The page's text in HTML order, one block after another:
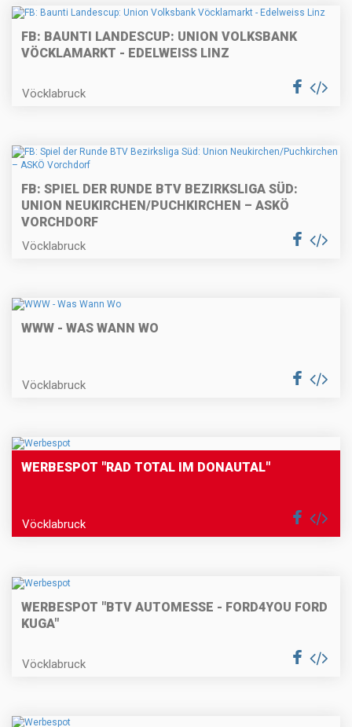
FB: BAUNTI LANDESCUP: UNION VOLKSBANK
VÖCKLAMARKT - EDELWEISS LINZ
Vöcklabruck
FB: SPIEL DER RUNDE BTV BEZIRKSLIGA SÜD:
UNION NEUKIRCHEN/PUCHKIRCHEN – ASKÖ
VORCHDORF
Vöcklabruck
WWW - WAS WANN WO
Vöcklabruck
WERBESPOT "RAD TOTAL IM DONAUTAL"
Vöcklabruck
WERBESPOT "BTV AUTOMESSE - FORD4YOU FORD
KUGA"
Vöcklabruck